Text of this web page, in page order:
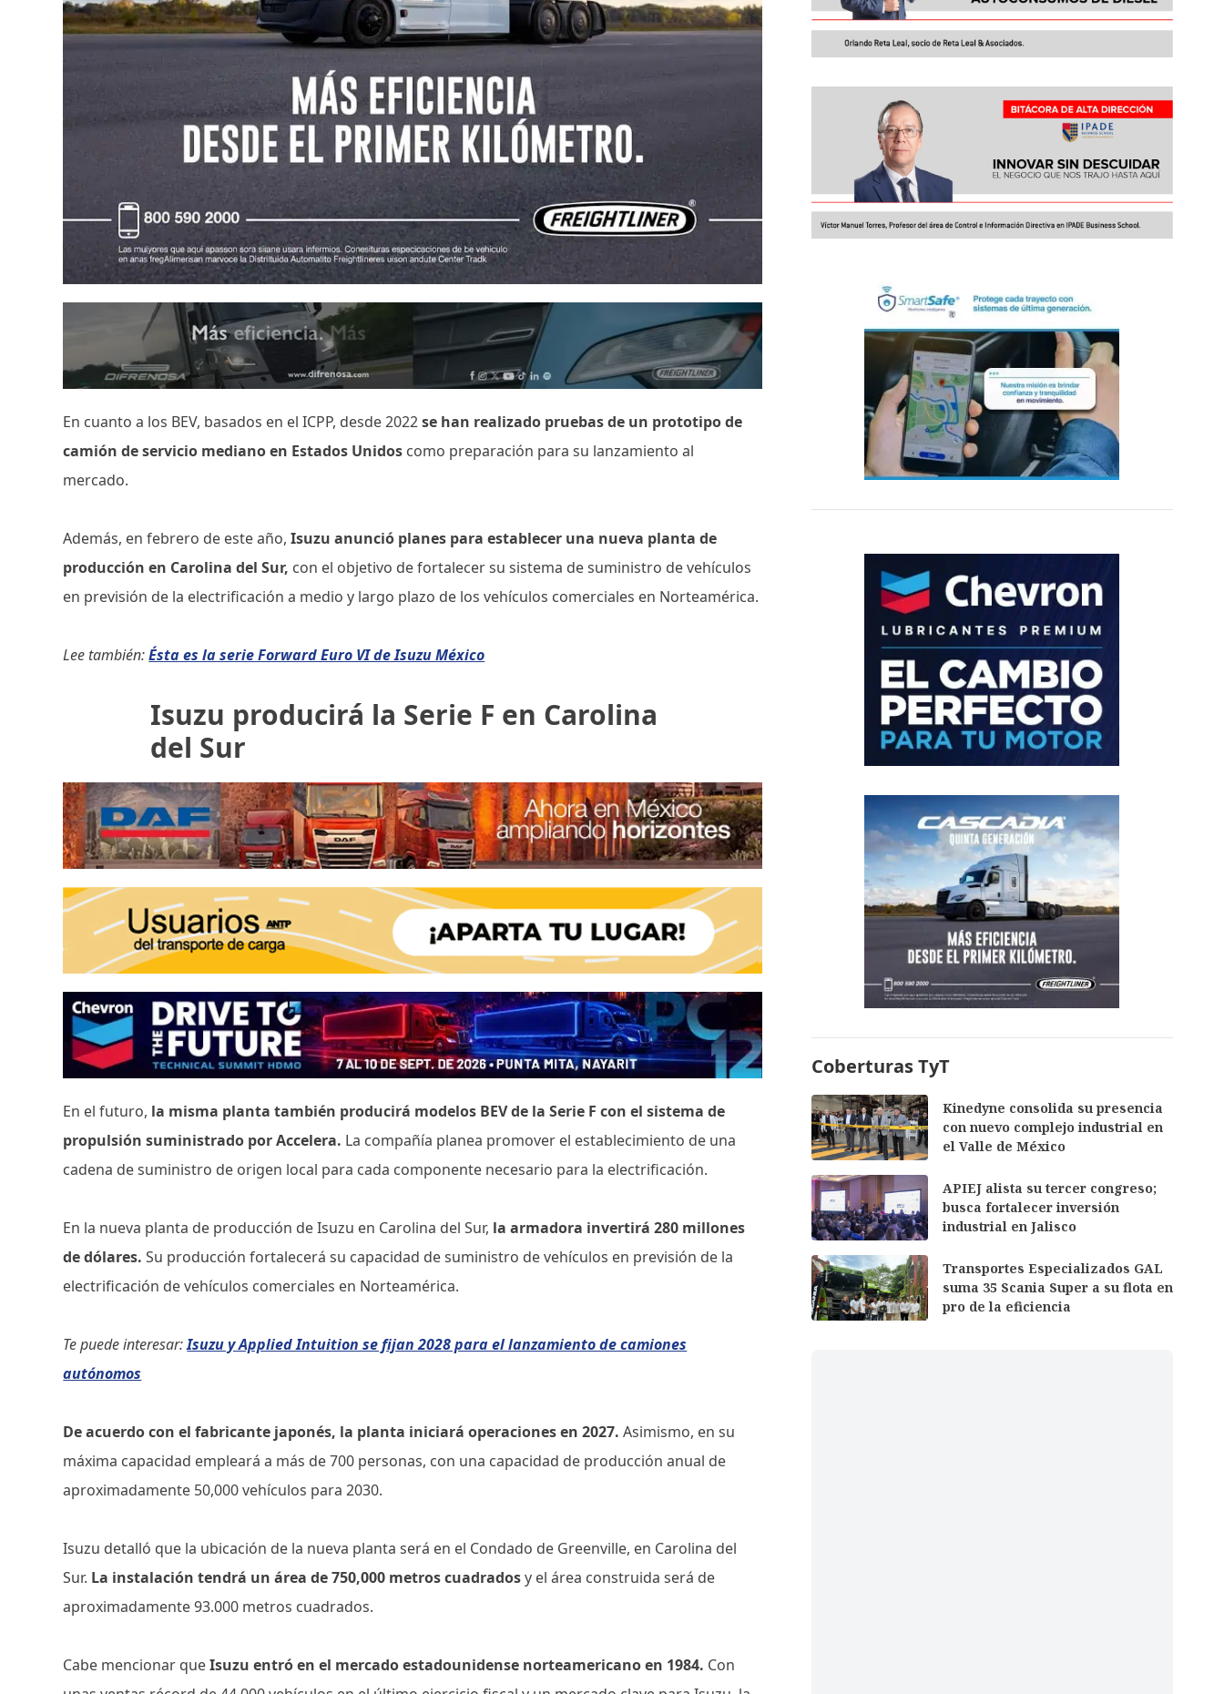
En cuanto a los BEV, basados ​​en el ICPP, desde 2022se han realizado pruebas de un prototipo de
camión de servicio mediano en Estados Unidos como preparación para su lanzamiento al
mercado.
Además, en febrero de este año, Isuzu anunció planes para establecer una nueva planta de
producción en Carolina del Sur, con el objetivo de fortalecer su sistema de suministro de vehículos
en previsión de la electrificación a medio y largo plazo de los vehículos comerciales en Norteamérica.
Lee también:Ésta es la serie Forward Euro VI de Isuzu México
Isuzu producirá la Serie F en Carolina
del Sur
En el futuro, la misma planta también producirá modelos BEV de la Serie F con el sistema de
propulsión suministrado por Accelera. La compañía planea promover el establecimiento de una
cadena de suministro de origen local para cada componente necesario para la electrificación.
En la nueva planta de producción de Isuzu en Carolina del Sur, la armadora invertirá 280 millones
de dólares. Su producción fortalecerá su capacidad de suministro de vehículos en previsión de la
electrificación de vehículos comerciales en Norteamérica.
Te puede interesar:Isuzu y Applied Intuition se fijan 2028 para el lanzamiento de camiones
autónomos
De acuerdo con el fabricante japonés, la planta iniciará operaciones en 2027. Asimismo, en su
máxima capacidad empleará a más de 700 personas, con una capacidad de producción anual de
aproximadamente 50,000 vehículos para 2030.
Isuzu detalló que la ubicación de la nueva planta será en el Condado de Greenville, en Carolina del
Sur. La instalación tendrá un área de 750,000 metros cuadradosy el área construida será de
aproximadamente 93.000 metros cuadrados.
Cabe mencionar queIsuzu entró en el mercado estadounidense norteamericano en 1984. Con
Coberturas TyT
Kinedyne consolida su presencia
con nuevo complejo industrial en
el Valle de México
APIEJ alista su tercer congreso;
busca fortalecer inversión
industrial en Jalisco
Transportes Especializados GAL
suma 35 Scania Super a su flota en
pro de la eficiencia